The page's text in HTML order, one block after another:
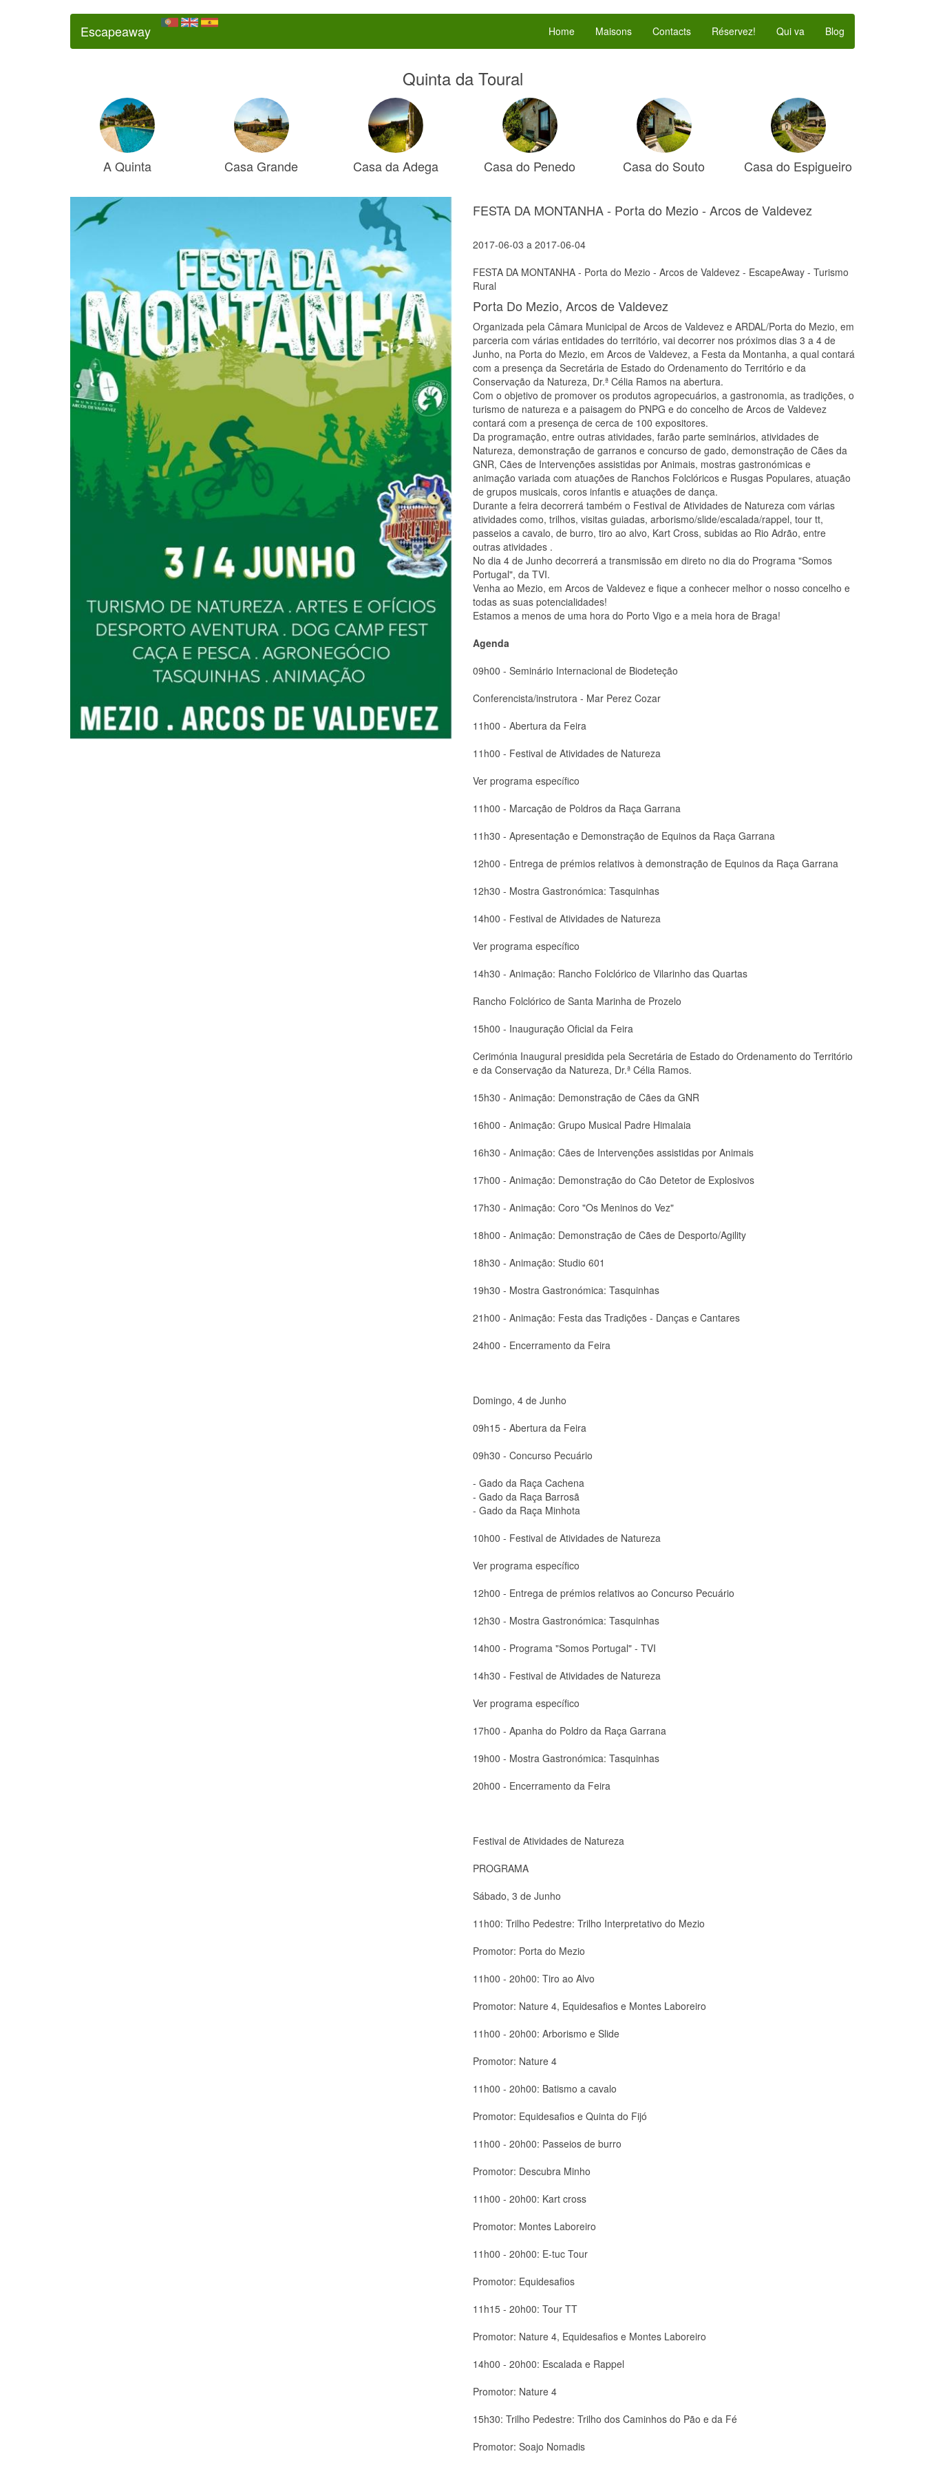
Escapeaway Home Maisons Contacts Réservez! Qui va Blog
Quinta da Toural
A Quinta Casa Grande Casa da Adega Casa do Penedo Casa do Souto Casa do Espigueiro
FESTA DA MONTANHA - Porta do Mezio - Arcos de Valdevez
2017-06-03 a 2017-06-04
FESTA DA MONTANHA - Porta do Mezio - Arcos de Valdevez - EscapeAway - Turismo
Rural
Porta Do Mezio, Arcos de Valdevez
Organizada pela Câmara Municipal de Arcos de Valdevez e ARDAL/Porta do Mezio, em
parceria com várias entidades do território, vai decorrer nos próximos dias 3 a 4 de
Junho, na Porta do Mezio, em Arcos de Valdevez, a Festa da Montanha, a qual contará
com a presença da Secretária de Estado do Ordenamento do Território e da
Conservação da Natureza, Dr.ª Célia Ramos na abertura.
Com o objetivo de promover os produtos agropecuários, a gastronomia, as tradições, o
turismo de natureza e a paisagem do PNPG e do concelho de Arcos de Valdevez
contará com a presença de cerca de 100 expositores.
Da programação, entre outras atividades, farão parte seminários, atividades de
Natureza, demonstração de garranos e concurso de gado, demonstração de Cães da
GNR, Cães de Intervenções assistidas por Animais, mostras gastronómicas e
animação variada com atuações de Ranchos Folclóricos e Rusgas Populares, atuação
de grupos musicais, coros infantis e atuações de dança.
Durante a feira decorrerá também o Festival de Atividades de Natureza com várias
atividades como, trilhos, visitas guiadas, arborismo/slide/escalada/rappel, tour tt,
passeios a cavalo, de burro, tiro ao alvo, Kart Cross, subidas ao Rio Adrão, entre
outras atividades .
No dia 4 de Junho decorrerá a transmissão em direto no dia do Programa "Somos
Portugal", da TVI.
Venha ao Mezio, em Arcos de Valdevez e fique a conhecer melhor o nosso concelho e
todas as suas potencialidades!
Estamos a menos de uma hora do Porto Vigo e a meia hora de Braga!
Agenda
09h00 - Seminário Internacional de Biodeteção
Conferencista/instrutora - Mar Perez Cozar
11h00 - Abertura da Feira
11h00 - Festival de Atividades de Natureza
Ver programa específico
11h00 - Marcação de Poldros da Raça Garrana
11h30 - Apresentação e Demonstração de Equinos da Raça Garrana
12h00 - Entrega de prémios relativos à demonstração de Equinos da Raça Garrana
12h30 - Mostra Gastronómica: Tasquinhas
14h00 - Festival de Atividades de Natureza
Ver programa específico
14h30 - Animação: Rancho Folclórico de Vilarinho das Quartas
Rancho Folclórico de Santa Marinha de Prozelo
15h00 - Inauguração Oficial da Feira
Cerimónia Inaugural presidida pela Secretária de Estado do Ordenamento do Território
e da Conservação da Natureza, Dr.ª Célia Ramos.
15h30 - Animação: Demonstração de Cães da GNR
16h00 - Animação: Grupo Musical Padre Himalaia
16h30 - Animação: Cães de Intervenções assistidas por Animais
17h00 - Animação: Demonstração do Cão Detetor de Explosivos
17h30 - Animação: Coro "Os Meninos do Vez"
18h00 - Animação: Demonstração de Cães de Desporto/Agility
18h30 - Animação: Studio 601
19h30 - Mostra Gastronómica: Tasquinhas
21h00 - Animação: Festa das Tradições - Danças e Cantares
24h00 - Encerramento da Feira
Domingo, 4 de Junho
09h15 - Abertura da Feira
09h30 - Concurso Pecuário
- Gado da Raça Cachena
- Gado da Raça Barrosã
- Gado da Raça Minhota
10h00 - Festival de Atividades de Natureza
Ver programa específico
12h00 - Entrega de prémios relativos ao Concurso Pecuário
12h30 - Mostra Gastronómica: Tasquinhas
14h00 - Programa "Somos Portugal" - TVI
14h30 - Festival de Atividades de Natureza
Ver programa específico
17h00 - Apanha do Poldro da Raça Garrana
19h00 - Mostra Gastronómica: Tasquinhas
20h00 - Encerramento da Feira
Festival de Atividades de Natureza
PROGRAMA
Sábado, 3 de Junho
11h00: Trilho Pedestre: Trilho Interpretativo do Mezio
Promotor: Porta do Mezio
11h00 - 20h00: Tiro ao Alvo
Promotor: Nature 4, Equidesafios e Montes Laboreiro
11h00 - 20h00: Arborismo e Slide
Promotor: Nature 4
11h00 - 20h00: Batismo a cavalo
Promotor: Equidesafios e Quinta do Fijó
11h00 - 20h00: Passeios de burro
Promotor: Descubra Minho
11h00 - 20h00: Kart cross
Promotor: Montes Laboreiro
11h00 - 20h00: E-tuc Tour
Promotor: Equidesafios
11h15 - 20h00: Tour TT
Promotor: Nature 4, Equidesafios e Montes Laboreiro
14h00 - 20h00: Escalada e Rappel
Promotor: Nature 4
15h30: Trilho Pedestre: Trilho dos Caminhos do Pão e da Fé
Promotor: Soajo Nomadis